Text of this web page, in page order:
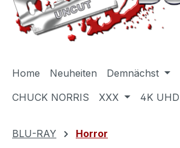
Home Neuheiten Demnächst
CHUCK NORRIS
XXX 4K UHD
BLU-RAY Horror